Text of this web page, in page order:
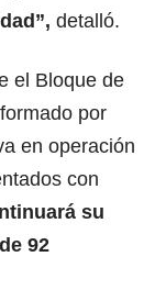
detalló.
el Bloque de
por
en operación
con
su
92